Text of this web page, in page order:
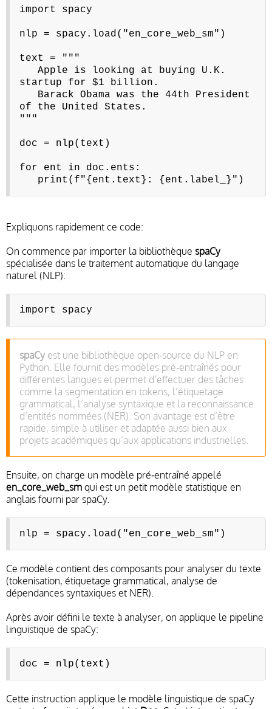
import spacy
nlp = spacy.load("en_core_web_sm")
text = """
Apple is looking at buying U.K.
startup for $1 billion.
Barack Obama was the 44th President
of the United States.
"""
doc = nlp(text)
for ent in doc.ents:
print(f"{ent.text}: {ent.label_}")
Expliquons rapidement ce code:
On commence par importer la bibliothèque spaCy
spécialisée dans le traitement automatique du langage
naturel (NLP):
import spacy
spaCy est une bibliothèque open‑source du NLP en
Python. Elle fournit des modèles pré‑entraînés pour
différentes langues et permet d’effectuer des tâches
comme la segmentation en tokens, l’étiquetage
grammatical, l’analyse syntaxique et la reconnaissance
d’entités nommées (NER). Son avantage est d’être
rapide, simple à utiliser et adaptée aussi bien aux
projets académiques qu’aux applications industrielles.
Ensuite, on charge un modèle pré‑entraîné appelé
en_core_web_sm qui est un petit modèle statistique en
anglais fourni par spaCy.
nlp = spacy.load("en_core_web_sm")
Ce modèle contient des composants pour analyser du texte
(tokenisation, étiquetage grammatical, analyse de
dépendances syntaxiques et NER).
Après avoir défini le texte à analyser, on applique le pipeline
linguistique de spaCy:
doc = nlp(text)
Cette instruction applique le modèle linguistique de spaCy